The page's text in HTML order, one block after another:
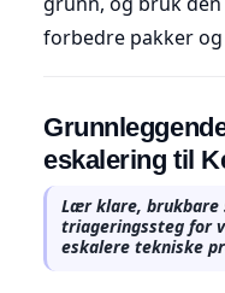
forbedre pakker
eskalering til
Lær klare, brukbare
triageringssteg for
eskalere tekniske